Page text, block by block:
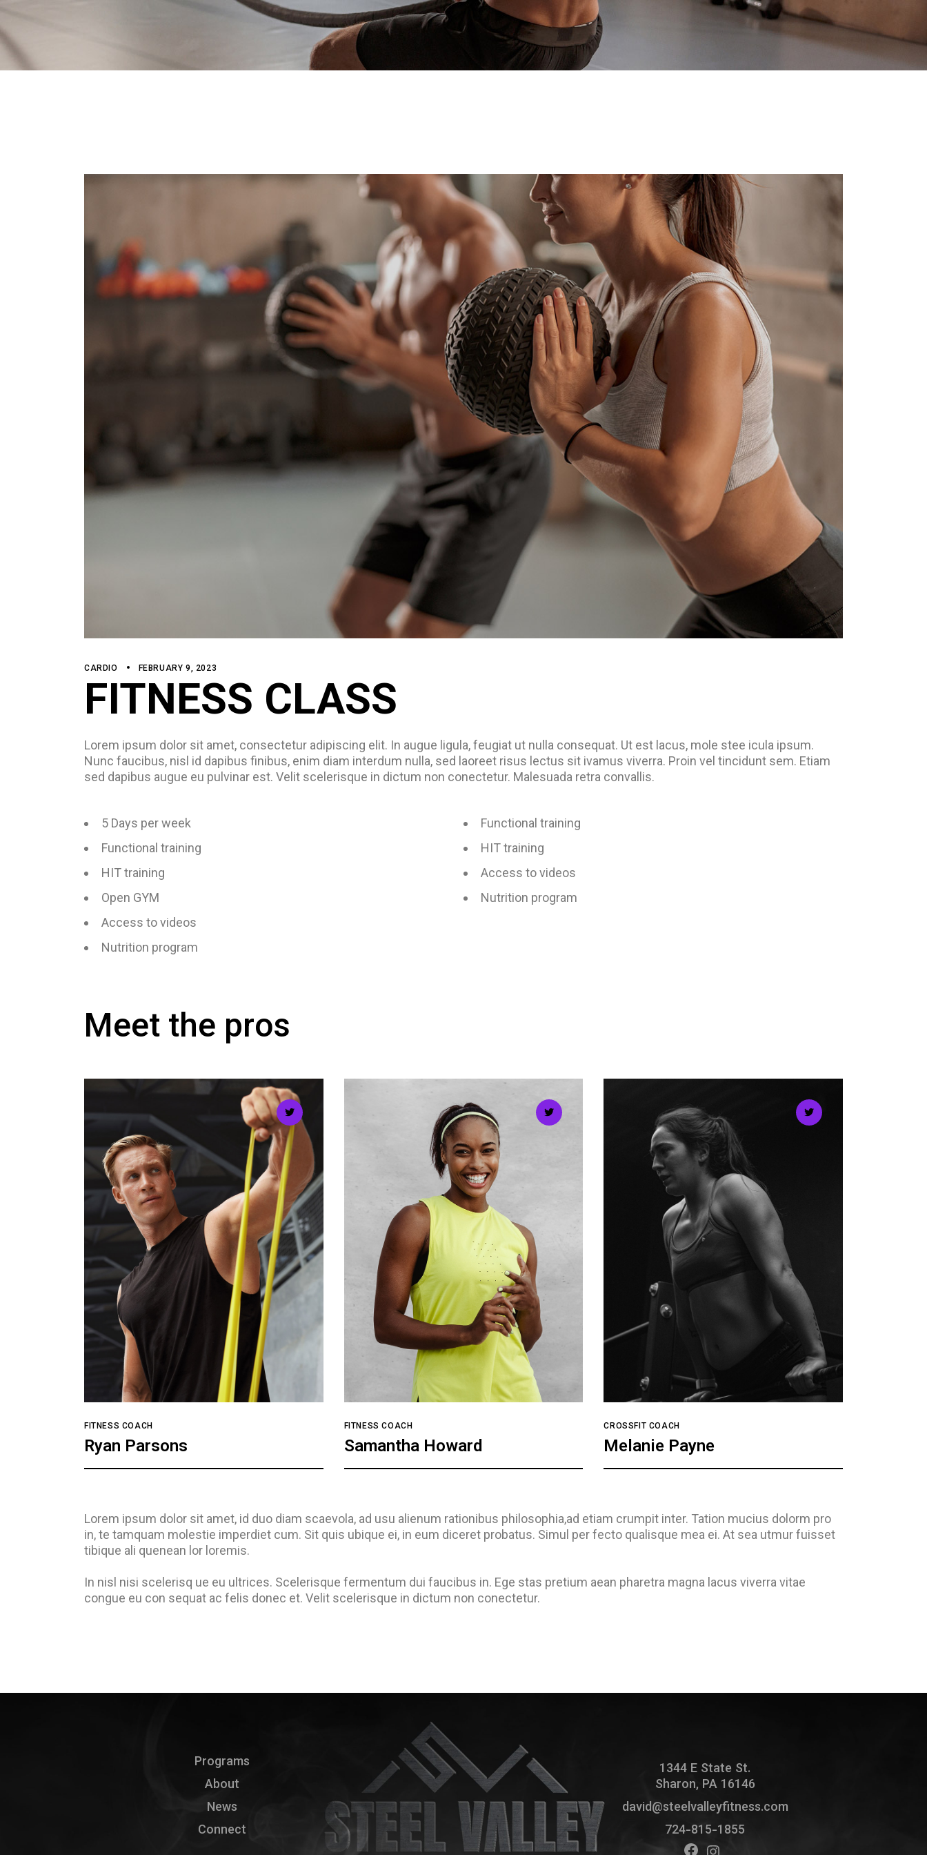
CARDIO FEBRUARY 9, 2023
FITNESS CLASS
Lorem ipsum dolor sit amet, consectetur adipiscing elit. In augue ligula, feugiat ut nulla consequat. Ut est lacus, mole stee icula ipsum.
Nunc faucibus, nisl id dapibus finibus, enim diam interdum nulla, sed laoreet risus lectus sit ivamus viverra. Proin vel tincidunt sem. Etiam
sed dapibus augue eu pulvinar est. Velit scelerisque in dictum non conectetur. Malesuada retra convallis.
5 Days per week
Functional training
HIT training
Open GYM
Access to videos
Nutrition program
Functional training
HIT training
Access to videos
Nutrition program
Meet the pros
FITNESS COACH
Ryan Parsons
FITNESS COACH
Samantha Howard
CROSSFIT COACH
Melanie Payne
Lorem ipsum dolor sit amet, id duo diam scaevola, ad usu alienum rationibus philosophia,ad etiam crumpit inter. Tation mucius dolorm pro
in, te tamquam molestie imperdiet cum. Sit quis ubique ei, in eum diceret probatus. Simul per fecto qualisque mea ei. At sea utmur fuisset
tibique ali quenean lor loremis.
In nisl nisi scelerisq ue eu ultrices. Scelerisque fermentum dui faucibus in. Ege stas pretium aean pharetra magna lacus viverra vitae
congue eu con sequat ac felis donec et. Velit scelerisque in dictum non conectetur.
Programs
About
News
Connect
1344 E State St.
Sharon, PA 16146
david@steelvalleyfitness.com
724-815-1855